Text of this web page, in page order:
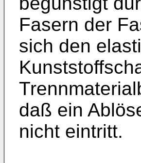
Fasern der
sich den
daß ein
nicht eintritt.